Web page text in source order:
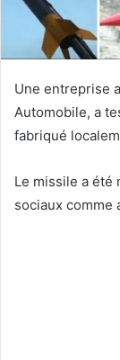
Une entreprise
Automobile, a
fabriqué
Le missile a été
sociaux comme